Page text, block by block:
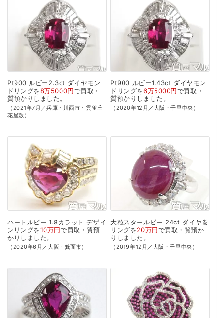
Pt900 ルビー2.3ct ダイヤモン
ドリングを8万5000円で買取・
質預かり しました。
（2021年7月／兵庫・川西市・雲雀丘
花屋敷）
Pt900 ルビー1.43ct ダイヤモン
ドリングを6万5000円で買取・
質預かり しました。
（2020年12月／大阪・千里中央）
ハートルビー 1.8カラット デザイ
ンリングを10万円で買取・質預
かり しました。
（2020年6月／大阪・箕面市）
大粒スタールビー 24ct ダイヤ巻
リングを20万円で買取・質預か
り しました。
（2019年12月／大阪・千里中央）